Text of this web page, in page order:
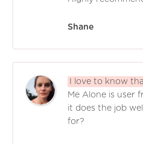
Shane
I love to know
Me Alone is user
it does the job
for?